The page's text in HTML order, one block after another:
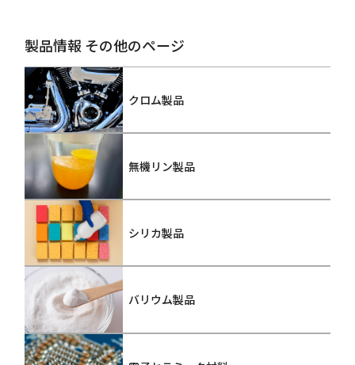
製品情報 その他のページ
クロム製品
無機リン製品
シリカ製品
バリウム製品